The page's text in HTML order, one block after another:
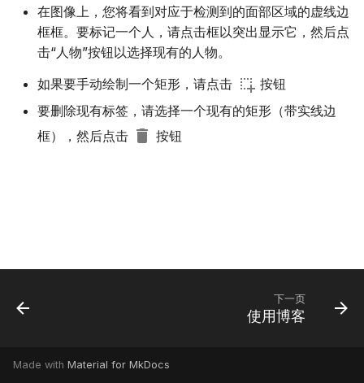
Dansk
Suomi
Українська
更新
使用 PostgreSQL
在 S3 上托管媒体
与 Gramps 同步
在图像上，您将看到对应于检测到的面部区域的虚线边
框框。要标记一个人，请点击框以突出显示它，然后点
击“人物”按钮以选择现有的人物。
如果要手动绘制一个矩形，请点击
按钮
要删除现有标签，请选择一个现有的矩形（带实线边
框），然后点击
按钮
下一页
使用博客
Made with Material for MkDocs